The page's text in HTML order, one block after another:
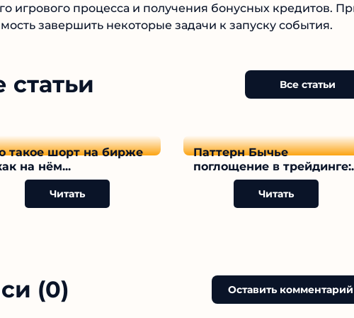
игрового процесса и получения бонусных кредитов.
завершить некоторые задачи к запуску события.
Все статьи
такое шорт на бирже
на нём...
Читать
Паттерн Бычье
поглощение в
Читать
(0) Оставить комментарий